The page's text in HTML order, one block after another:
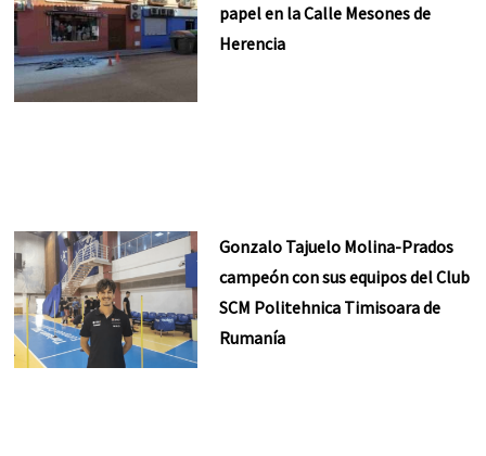
papel en la Calle Mesones de
Herencia
Gonzalo Tajuelo Molina-Prados
campeón con sus equipos del Club
SCM Politehnica Timisoara de
Rumanía